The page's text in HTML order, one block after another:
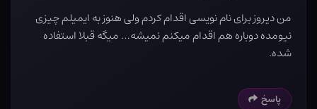
من دیروز برای نام نویسی اقدام کردم ولی هنوز به ایمیلم چیزی
نیومده دوباره هم اقدام میکنم نمیشه… میگه قبلا استفاده
شده.
پاسخ